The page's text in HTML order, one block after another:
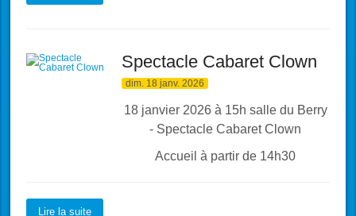
Spectacle Cabaret Clown
dim. 18 janv. 2026
18 janvier 2026 à 15h salle du Berry
- Spectacle Cabaret Clown
Accueil à partir de 14h30
Lire la suite